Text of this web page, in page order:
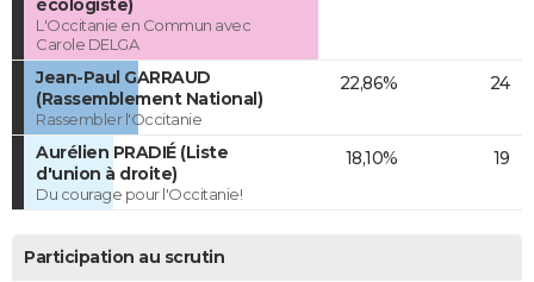
écologiste)
L'Occitanie en Commun avec
Carole DELGA
Jean-Paul GARRAUD
(Rassemblement National)
Rassembler l'Occitanie
22,86% 24
Aurélien PRADIÉ (Liste
d'union à droite)
Du courage pour l'Occitanie!
18,10% 19
Participation au scrutin